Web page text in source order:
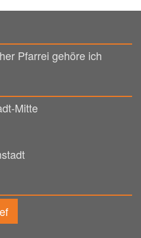
Pfarrei gehöre ich
Mitte